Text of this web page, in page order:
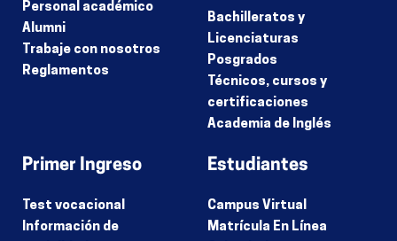
Personal académico
Alumni
Trabaje con nosotros
Reglamentos
Bachilleratos y
Licenciaturas
Posgrados
Técnicos, cursos y
certificaciones
Academia de Inglés
Primer Ingreso
Test vocacional
Información de
Estudiantes
Campus Virtual
Matrícula En Línea